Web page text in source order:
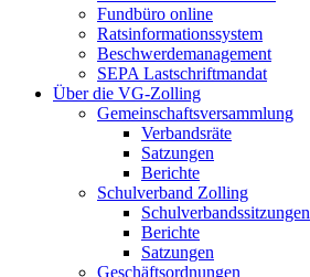
Fundbüro online
Ratsinformationssystem
Beschwerdemanagement
SEPA Lastschriftmandat
Über die VG-Zolling
Gemeinschaftsversammlung
Verbandsräte
Satzungen
Berichte
Schulverband Zolling
Schulverbandssitzungen
Berichte
Satzungen
Geschäftsordnungen